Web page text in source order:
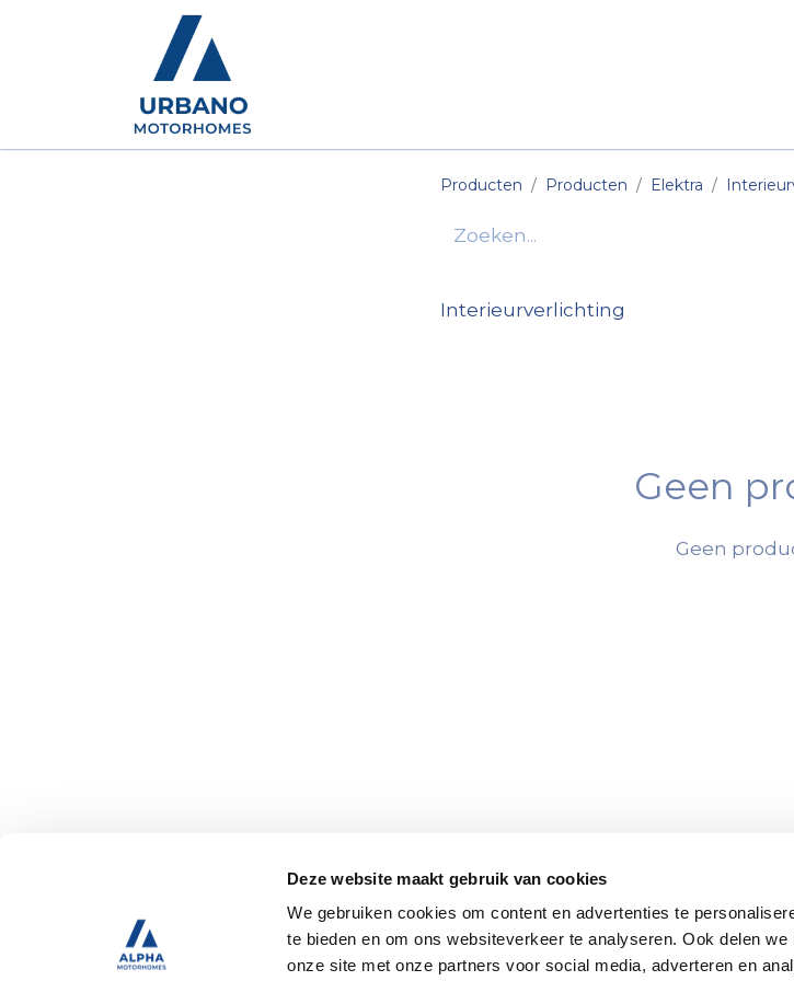
Deze website maakt gebruik van cookies
We gebruiken cookies om content en advertenties te
te bieden en om ons websiteverkeer te analyseren. Ook delen
onze site met onze partners voor social media, adverteren en
Producten Producten Elektra
Interieurverlichting
Geen
Geen